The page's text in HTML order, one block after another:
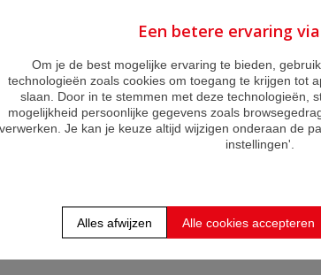
Een betere ervaring
Om je de best mogelijke ervaring te bieden,
technologieën zoals cookies om toegang te krijgen tot
slaan. Door in te stemmen met deze technologieën,
mogelijkheid persoonlijke gegevens zoals
verwerken. Je kan je keuze altijd wijzigen onderaan de
instellingen'.
Alles afwijzen Alle cookies accepteren